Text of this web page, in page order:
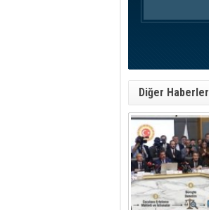
Diğer Haberler